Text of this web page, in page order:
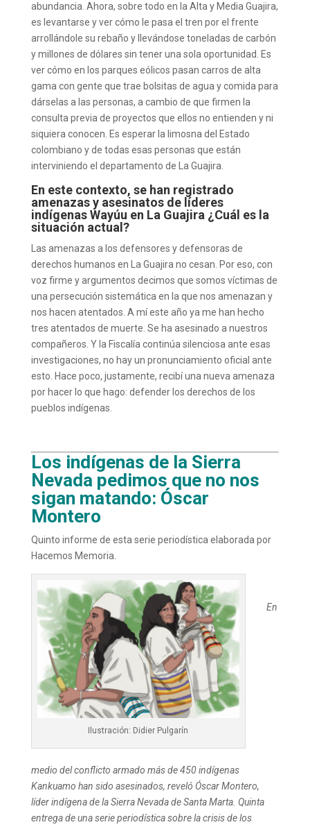
abundancia. Ahora, sobre todo en la Alta y Media Guajira,
es levantarse y ver cómo le pasa el tren por el frente
arrollándole su rebaño y llevándose toneladas de carbón
y millones de dólares sin tener una sola oportunidad. Es
ver cómo en los parques eólicos pasan carros de alta
gama con gente que trae bolsitas de agua y comida para
dárselas a las personas, a cambio de que firmen la
consulta previa de proyectos que ellos no entienden y ni
siquiera conocen. Es esperar la limosna del Estado
colombiano y de todas esas personas que están
interviniendo el departamento de La Guajira.
En este contexto, se han registrado
amenazas y asesinatos de líderes
indígenas Wayúu en La Guajira ¿Cuál es la
situación actual?
Las amenazas a los defensores y defensoras de
derechos humanos en La Guajira no cesan. Por eso, con
voz firme y argumentos decimos que somos víctimas de
una persecución sistemática en la que nos amenazan y
nos hacen atentados. A mí este año ya me han hecho
tres atentados de muerte. Se ha asesinado a nuestros
compañeros. Y la Fiscalía continúa silenciosa ante esas
investigaciones, no hay un pronunciamiento oficial ante
esto. Hace poco, justamente, recibí una nueva amenaza
por hacer lo que hago: defender los derechos de los
pueblos indígenas.
Los indígenas de la Sierra
Nevada pedimos que no nos
sigan matando: Óscar
Montero
Quinto informe de esta serie periodística elaborada por
Hacemos Memoria.
Ilustración: Didier Pulgarín
En
medio del conflicto armado más de 450 indígenas
Kankuamo han sido asesinados, reveló Óscar Montero,
líder indígena de la Sierra Nevada de Santa Marta. Quinta
entrega de una serie periodística sobre la crisis de los